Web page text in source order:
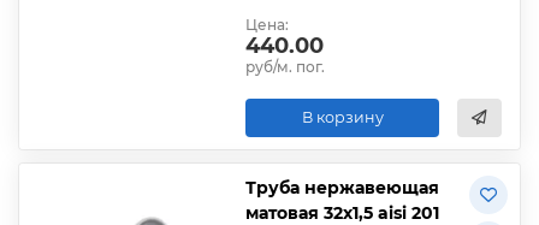
Цена:
440.00
руб/м. пог.
В корзину
Труба нержавеющая
матовая 32х1,5 aisi 201